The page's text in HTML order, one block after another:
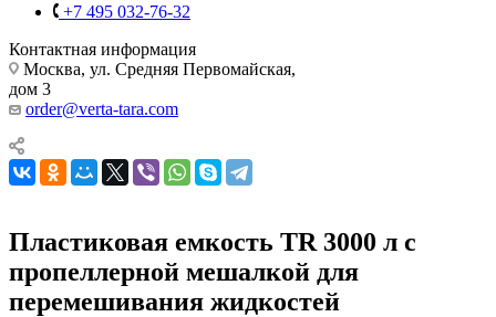
+7 495 032-76-32
Контактная информация
Москва, ул. Средняя Первомайская,
дом 3
order@verta-tara.com
Пластиковая емкость TR 3000 л с
пропеллерной мешалкой для
перемешивания жидкостей